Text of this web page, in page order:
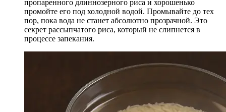
пропаренного длиннозерного риса и хорошенько
промойте его под холодной водой. Промывайте до тех
пор, пока вода не станет абсолютно прозрачной. Это
секрет рассыпчатого риса, который не слипнется в
процессе запекания.